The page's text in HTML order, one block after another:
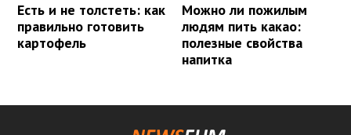
Есть и не толстеть: как
правильно готовить
картофель
Можно ли пожилым
людям пить какао:
полезные свойства
напитка